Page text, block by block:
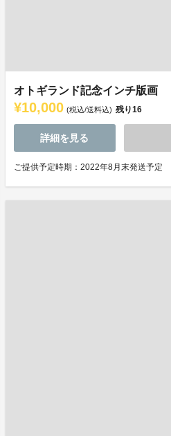
オトギランド記念インチ版画
¥10,000 (税込/送料込) 残り16
詳細を見る
ご提供予定時期：2022年8月末発送予定